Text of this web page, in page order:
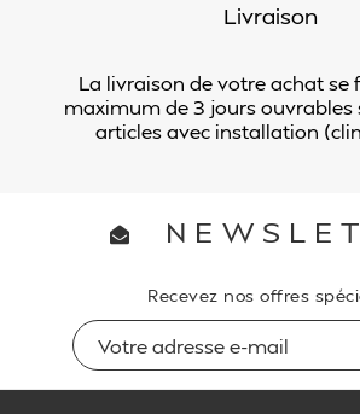
Livraison
La livraison de votre achat se
maximum de 3 jours ouvrables
articles avec installation
Recevez nos offres